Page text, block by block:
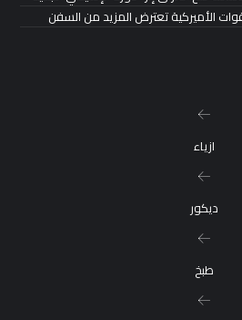
الأميركية تعترض المزيد من السفن
ازياء
ديكور
طبخ